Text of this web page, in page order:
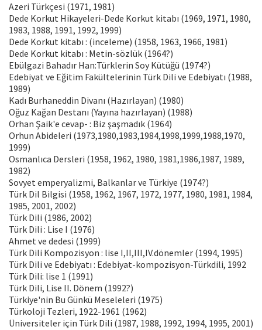
Azeri Türkçesi (1971, 1981)
Dede Korkut Hikayeleri-Dede Korkut kitabı (1969, 1971, 1980,
1983, 1988, 1991, 1992, 1999)
Dede Korkut kitabı : (inceleme) (1958, 1963, 1966, 1981)
Dede Korkut kitabı : Metin-sözlük (1964?)
Ebülgazi Bahadır Han:Türklerin Soy Kütüğü (1974?)
Edebiyat ve Eğitim Fakültelerinin Türk Dili ve Edebiyatı (1988,
1989)
Kadı Burhaneddin Divanı (Hazırlayan) (1980)
Oğuz Kağan Destanı (Yayına hazırlayan) (1988)
Orhan Şaik'e cevap- : Biz şaşmadık (1964)
Orhun Abideleri (1973,1980,1983,1984,1998,1999,1988,1970,
1999)
Osmanlıca Dersleri (1958, 1962, 1980, 1981,1986,1987, 1989,
1982)
Sovyet emperyalizmi, Balkanlar ve Türkiye (1974?)
Türk Dil Bilgisi (1958, 1962, 1967, 1972, 1977, 1980, 1981, 1984,
1985, 2001, 2002)
Türk Dili (1986, 2002)
Türk Dili : Lise I (1976)
Ahmet ve dedesi (1999)
Türk Dili Kompozisyon : lise I,II,III,IV.dönemler (1994, 1995)
Türk Dili ve Edebiyatı : Edebiyat-kompozisyon-Türkdili, 1992
Türk Dili: lise 1 (1991)
Türk Dili, Lise II. Dönem (1992?)
Türkiye'nin Bu Günkü Meseleleri (1975)
Türkoloji Tezleri, 1922-1961 (1962)
Üniversiteler için Türk Dili (1987, 1988, 1992, 1994, 1995, 2001)